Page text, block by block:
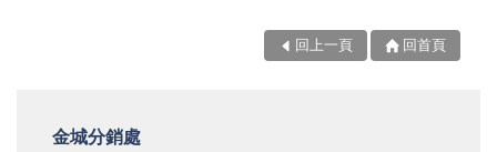
回上一頁 回首頁
金城分銷處